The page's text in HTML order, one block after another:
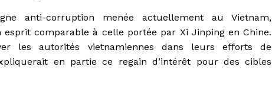
anti-corruption menée actuellement au Vietnam,
comparable à celle portée par Xi Jinping en Chine.
les autorités vietnamiennes dans leurs efforts de
en partie ce regain d’intérêt pour des cibles